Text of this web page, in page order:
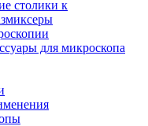
столики к
для микроскопа